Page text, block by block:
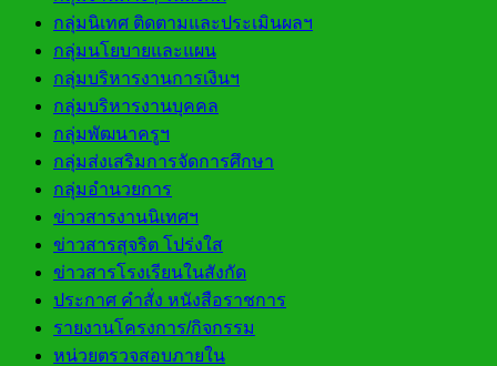
กลุ่มนิเทศ ติดตามและประเมินผลฯ
กลุ่มนโยบายและแผน
กลุ่มบริหารงานการเงินฯ
กลุ่มบริหารงานบุคคล
กลุ่มพัฒนาครูฯ
กลุ่มส่งเสริมการจัดการศึกษา
กลุ่มอำนวยการ
ข่าวสารงานนิเทศฯ
ข่าวสารสุจริต โปร่งใส
ข่าวสารโรงเรียนในสังกัด
ประกาศ คำสั่ง หนังสือราชการ
รายงานโครงการ/กิจกรรม
หน่วยตรวจสอบภายใน